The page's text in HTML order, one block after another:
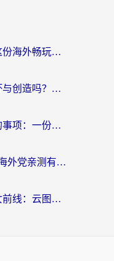
国外打重生细胞有延迟？这份海外畅玩国服游戏加速器终极指南请收好
在欧洲能玩堡垒前线：破坏与创造吗？海外党国服游戏不卡顿的秘密
国外玩星战前夜需要注意的事项：一份来自老玩家的网络生存指南
在国外能玩剑灵2吗知乎？海外党亲测有效的国服游戏加速指南
在国外用什么加速器打少女前线：云图计划不卡？一个老玩家的掏心分享